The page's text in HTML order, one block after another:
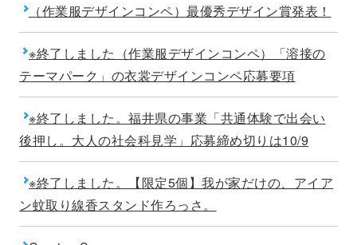
（作業服デザインコンペ）最優秀デザイン賞発表！
※終了しました（作業服デザインコンペ）「溶接の
テーマパーク」の衣裳デザインコンペ応募要項
※終了しました。福井県の事業「共通体験で出会い
後押し。大人の社会科見学」応募締め切りは10/9
※終了しました。【限定5個】我が家だけの、アイア
ン蚊取り線香スタンド作ろっさ。